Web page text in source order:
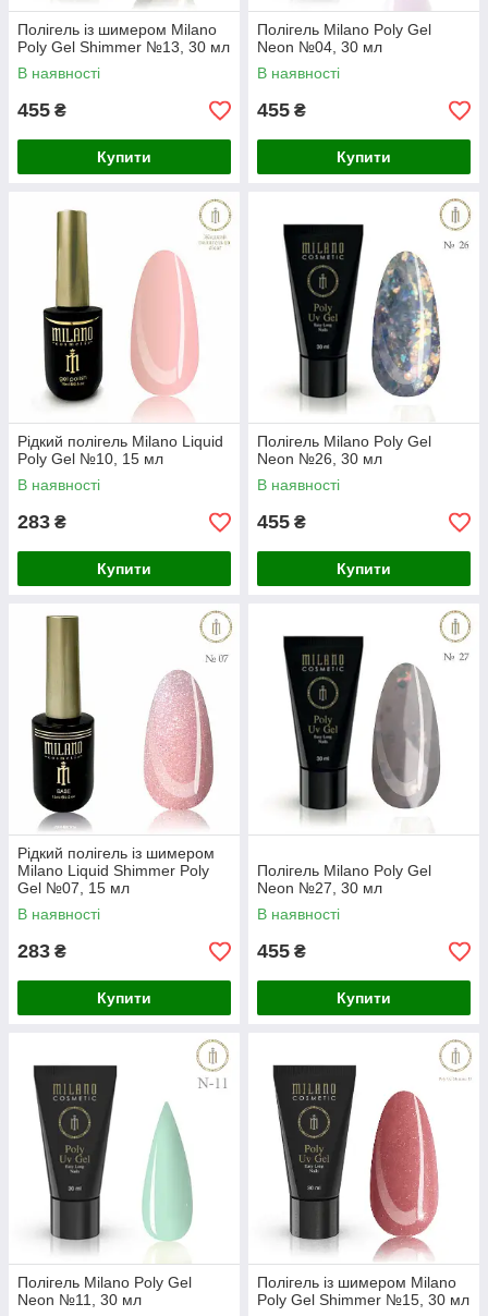
Полігель із шимером Milano
Poly Gel Shimmer №13, 30 мл
В наявності
455 ₴
Купити
Полігель Milano Poly Gel
Neon №04, 30 мл
В наявності
455 ₴
Купити
Рідкий полігель Milano Liquid
Poly Gel №10, 15 мл
В наявності
283 ₴
Купити
Полігель Milano Poly Gel
Neon №26, 30 мл
В наявності
455 ₴
Купити
Рідкий полігель із шимером
Milano Liquid Shimmer Poly
Gel №07, 15 мл
В наявності
283 ₴
Купити
Полігель Milano Poly Gel
Neon №27, 30 мл
В наявності
455 ₴
Купити
Полігель Milano Poly Gel
Neon №11, 30 мл
Полігель із шимером Milano
Poly Gel Shimmer №15, 30 мл